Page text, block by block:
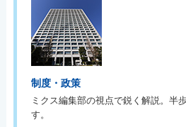
制度・政策
ミクス編集部の視点で鋭く解説。半
す。